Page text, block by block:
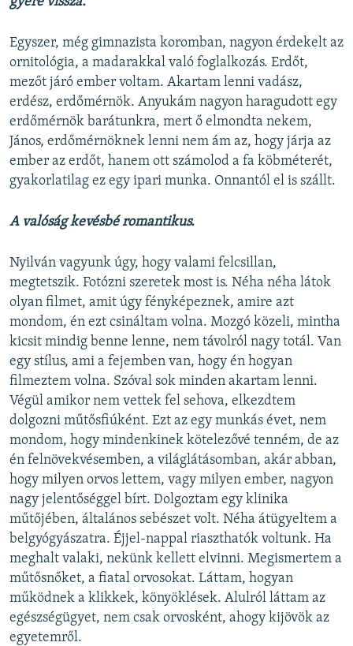
Egyszer, még gimnazista koromban, nagyon érdekelt az
ornitológia, a madarakkal való foglalkozás. Erdőt,
mezőt járó ember voltam. Akartam lenni vadász,
erdész, erdőmérnök. Anyukám nagyon haragudott egy
erdőmérnök barátunkra, mert ő elmondta nekem,
János, erdőmérnöknek lenni nem ám az, hogy járja az
ember az erdőt, hanem ott számolod a fa köbméterét,
gyakorlatilag ez egy ipari munka. Onnantól el is szállt.
A valóság kevésbé romantikus.
Nyilván vagyunk úgy, hogy valami felcsillan,
megtetszik. Fotózni szeretek most is. Néha néha látok
olyan filmet, amit úgy fényképeznek, amire azt
mondom, én ezt csináltam volna. Mozgó közeli, mintha
kicsit mindig benne lenne, nem távolról nagy totál. Van
egy stílus, ami a fejemben van, hogy én hogyan
filmeztem volna. Szóval sok minden akartam lenni.
Végül amikor nem vettek fel sehova, elkezdtem
dolgozni műtősfiúként. Ezt az egy munkás évet, nem
mondom, hogy mindenkinek kötelezővé tenném, de az
én felnövekvésemben, a világlátásomban, akár abban,
hogy milyen orvos lettem, vagy milyen ember, nagyon
nagy jelentőséggel bírt. Dolgoztam egy klinika
műtőjében, általános sebészet volt. Néha átügyeltem a
belgyógyászatra. Éjjel-nappal riaszthatók voltunk. Ha
meghalt valaki, nekünk kellett elvinni. Megismertem a
műtősnőket, a fiatal orvosokat. Láttam, hogyan
működnek a klikkek, könyöklések. Alulról láttam az
egészségügyet, nem csak orvosként, ahogy kijövök az
egyetemről.